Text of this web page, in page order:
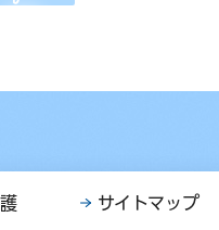
サイトマップ